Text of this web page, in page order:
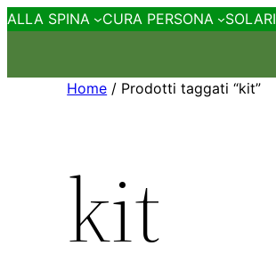
ALLA SPINA CURA PERSONA SOLARI
Home / Prodotti taggati “kit”
kit